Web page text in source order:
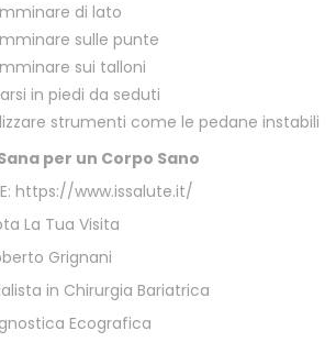
di lato
sulle punte
sui talloni
in piedi da seduti
strumenti come le pedane instabili
per un Corpo Sano
https://www.issalute.it/
La Tua Visita
Grignani
in Chirurgia Bariatrica
Ecografica